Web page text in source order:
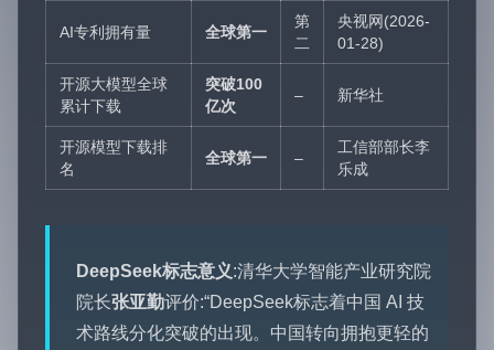
AI专利拥有量 全球第一
第
二
央视网(2026-
01-28)
开源大模型全球
累计下载
突破100
亿次
– 新华社
开源模型下载排
名
全球第一 –
工信部部长李
乐成
DeepSeek标志意义:清华大学智能产业研究院
院长张亚勤评价:“DeepSeek标志着中国 AI 技
术路线分化突破的出现。中国转向拥抱更轻的